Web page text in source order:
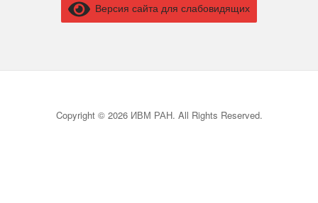
Версия сайта для слабовидящих
Copyright © 2026 ИВМ РАН. All Rights Reserved.